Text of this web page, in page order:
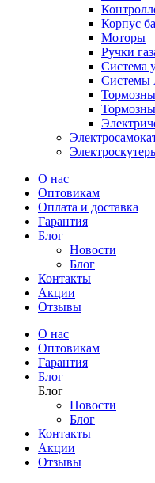
Корпус
Моторы
Ручки
Система
О нас
Оптовикам
Оплата и доставка
Гарантия
Блог
Новости
Блог
Контакты
Акции
Отзывы
О нас
Оптовикам
Гарантия
Блог
Блог
Новости
Блог
Контакты
Акции
Отзывы